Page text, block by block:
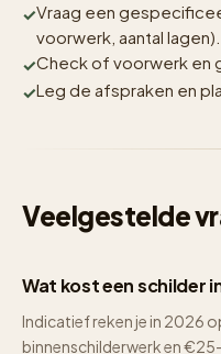
Vraag een
voorwerk, aantal lagen).
Check of voorwerk en
Leg de afspraken en
Veelgestelde
Wat kost een schilder
Indicatief reken je in 2026
binnenschilderwerk en